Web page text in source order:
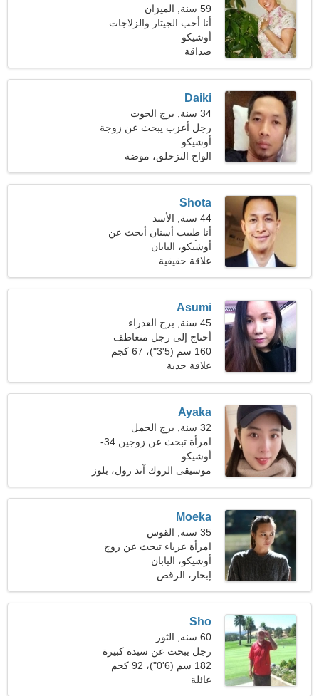
59 سنة, الميزان
أنا أحب الجيتار والزلاجات
أوشيكو
صداقة
Daiki
34 سنة, برج الحوت
رجل أعزب يبحث عن زوجة
27-30
أوشيكو
الواح التزحلق، موضة
Shota
44 سنة, الأسد
أنا طبيب أسنان أبحث عن
امرأة ساحرة
أوشيكو، اليابان
علاقة حقيقية
Asumi
45 سنة, برج العذراء
أحتاج إلى رجل متعاطف
للتزلج معًا
160 سم (5'3")، 67 كجم
(147 رطلا)
علاقة جدية
Ayaka
32 سنة, برج الحمل
امرأة تبحث عن زوجين 34-
41
أوشيكو
موسيقى الروك آند رول، بلوز
Moeka
35 سنة, القوس
امرأة عزباء تبحث عن زوج
أوشيكو، اليابان
إبحار، الرقص
Sho
60 سنه, الثور
رجل يبحث عن سيدة كبيرة
49-55
182 سم (6'0")، 92 كجم
(202 رطل)
عائلة